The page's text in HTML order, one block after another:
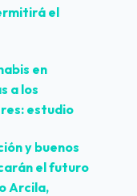
el
en
a los
estudio
y buenos
el futuro
Arcila,